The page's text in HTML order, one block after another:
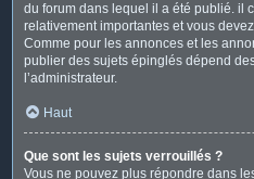
du forum dans lequel il a été publié. il
relativement importantes et vous
Comme pour les annonces et les
publier des sujets épinglés dépend
l’administrateur.
Haut
Que sont les sujets verrouillés ?
Vous ne pouvez plus répondre dans